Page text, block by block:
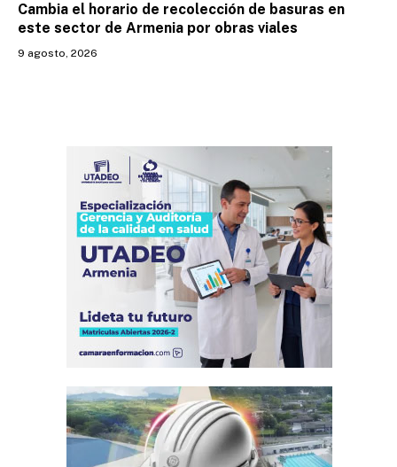
Cambia el horario de recolección de basuras en
este sector de Armenia por obras viales
9 agosto, 2026